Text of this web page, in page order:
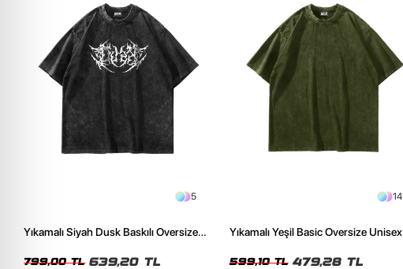
5
Yıkamalı Siyah Dusk Baskılı Oversize
799,00 TL 639,20 TL
14
Yıkamalı Yeşil Basic Oversize Unisex
599,10 TL 479,28 TL